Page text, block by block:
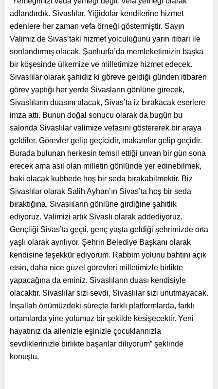
adlandırdık. Sivaslılar, Yiğidolar kendilerine hizmet
edenlere her zaman vefa örneği göstermiştir. Sayın
Valimiz de Sivas’taki hizmet yolculuğunu yarın itibari ile
sonlandırmış olacak. Şanlıurfa’da memleketimizin başka
bir köşesinde ülkemize ve milletimize hizmet edecek.
Sivaslılar olarak şahidiz ki göreve geldiği günden itibaren
görev yaptığı her yerde Sivasların gönlüne girecek,
Sivaslıların duasını alacak, Sivas’ta iz bırakacak eserlere
imza attı. Bunun doğal sonucu olarak da bugün bu
salonda Sivaslılar valimize vefasını göstererek bir araya
geldiler. Görevler gelip geçicidir, makamlar gelip geçidir.
Burada bulunan herkesin temsil ettiği unvan bir gün sona
erecek ama asıl olan milletin gönlünde yer edinebilmek,
baki olacak kubbede hoş bir seda bırakabilmektir. Biz
Sivaslılar olarak Salih Ayhan’ın Sivas’ta hoş bir seda
bıraktığına, Sivaslıların gönlüne girdiğine şahitlik
ediyoruz. Valimizi artık Sivaslı olarak addediyoruz.
Gençliği Sivas’ta geçti, genç yaşta geldiği şehrimizde orta
yaşlı olarak ayrılıyor. Şehrin Belediye Başkanı olarak
kendisine teşekkür ediyorum. Rabbim yolunu bahtını açık
etsin, daha nice güzel görevleri milletimizle birlikte
yapacağına da eminiz. Sivaslıların duası kendisiyle
olacaktır. Sivaslılar sizi sevdi, Sivaslılar sizi unutmayacak.
İnşallah önümüzdeki süreçte farklı platformlarda, farklı
ortamlarda yine yolumuz bir şekilde kesişecektir. Yeni
hayatınız da ailenizle eşinizle çocuklarınızla
sevdiklerinizle birlikte başarılar diliyorum” şeklinde
konuştu.